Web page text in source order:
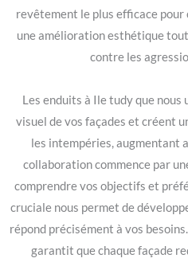
revêtement le plus efficace
une amélioration esthétique
contre les
Les enduits à Ile tudy que
visuel de vos façades et créent
les intempéries, augmentant
collaboration commence par
comprendre vos objectifs et
cruciale nous permet de
répond précisément à vos
garantit que chaque façade